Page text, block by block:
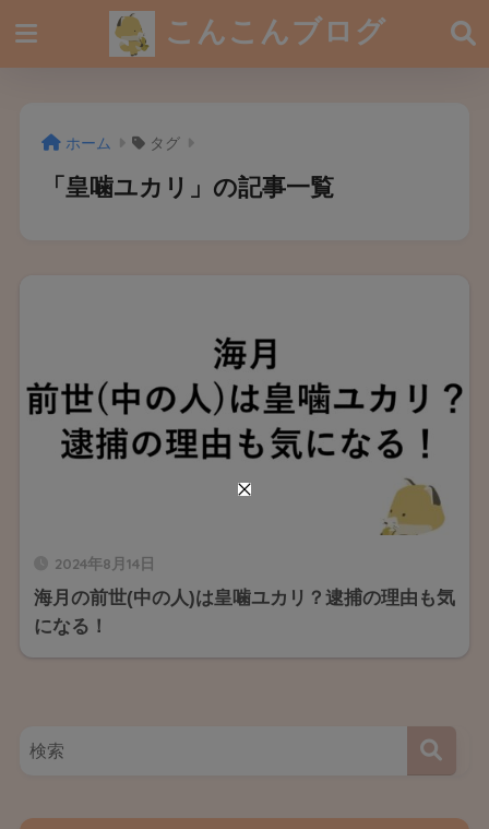
こんこんブログ
ホーム タグ
「皇噛ユカリ」の記事一覧
2024年8月14日
海月の前世(中の人)は皇噛ユカリ？逮捕の理由も気
になる！